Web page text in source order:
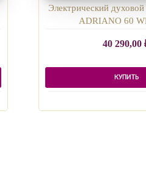
Электрический
ADRIANO 60
40 290,00
КУПИТЬ